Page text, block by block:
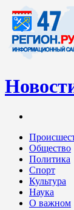
Общество
Политика
Спорт
Культура
Наука
О важном